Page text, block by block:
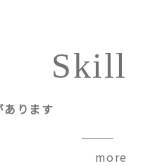
Skill
ります
more